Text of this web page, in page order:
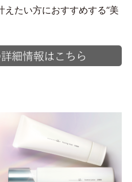
えたい方におすすめする“美